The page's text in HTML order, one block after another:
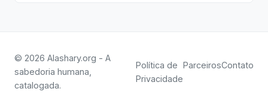
© 2026 Alashary.org - A
sabedoria humana,
catalogada.
Política de
Privacidade
ParceirosContato